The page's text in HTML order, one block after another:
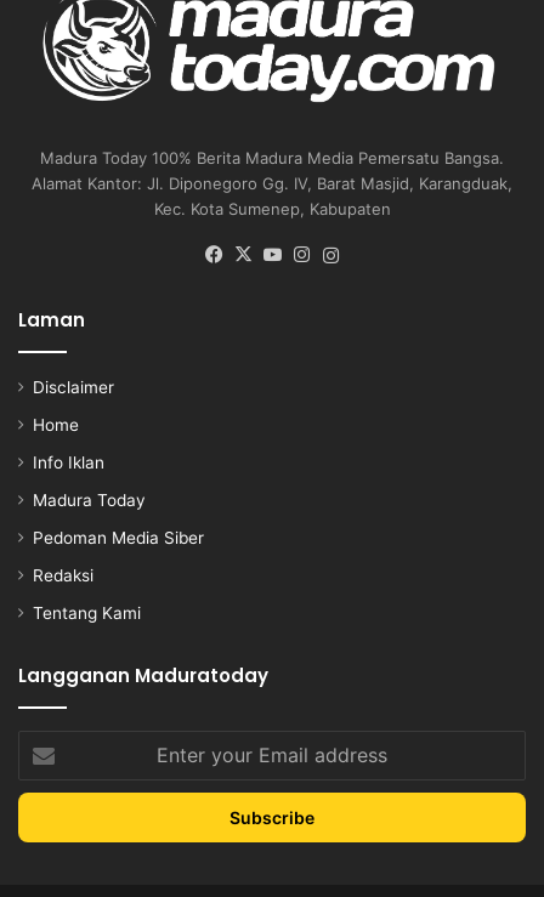
Madura Today 100% Berita Madura Media Pemersatu Bangsa.
Alamat Kantor: Jl. Diponegoro Gg. IV, Barat Masjid, Karangduak,
Kec. Kota Sumenep, Kabupaten
Facebook
X YouTubeInstagram
Laman
Disclaimer
Home
Info Iklan
Madura Today
Pedoman Media Siber
Redaksi
Tentang Kami
Langganan Maduratoday
Enter
your
Email